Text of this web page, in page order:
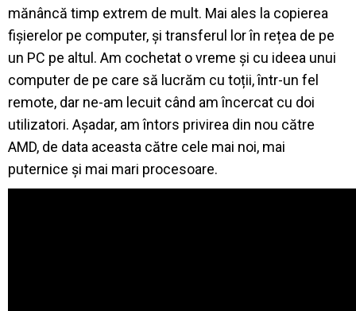
mănâncă timp extrem de mult. Mai ales la copierea
fișierelor pe computer, și transferul lor în rețea de pe
un PC pe altul. Am cochetat o vreme și cu ideea unui
computer de pe care să lucrăm cu toții, într-un fel
remote, dar ne-am lecuit când am încercat cu doi
utilizatori. Așadar, am întors privirea din nou către
AMD, de data aceasta către cele mai noi, mai
puternice și mai mari procesoare.